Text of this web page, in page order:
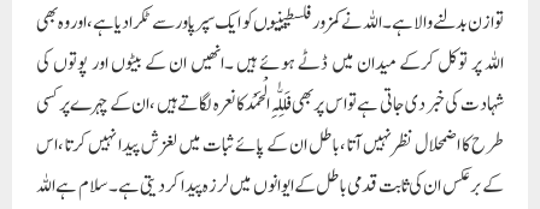
توازن بدلنے والا ہے ۔اللہ نے کمزور فلسطیینوں کو ایک سپر پاور سے ٹکرادیا ہے ،اور وہ بھی
اللہ پر توکل کرکے میدان میں ڈٹے ہوئے ہیں ۔انھیں ان کے بیٹوں اور پوتوں کی
شہادت کی خبر دی جاتی ہے تواس پربھی فَلِلّٰہِ الْحَمْدکا نعرہ لگاتے ہیں ،ان کے چہرے پر کسی
طرح کا اضمحلال نظرنہیں آتا ،باطل ان کے پائے ثبات میں لغزش پیدا نہیں کرتا ،اس
کے برعکس ان کی ثابت قدمی باطل کے ایوانوں میں لرزہ پیدا کردیتی ہے ۔سلام ہے اللہ